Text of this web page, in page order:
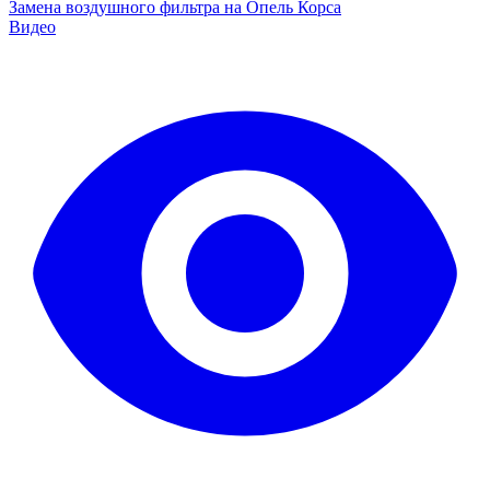
Замена воздушного фильтра на Опель Корса
Видео